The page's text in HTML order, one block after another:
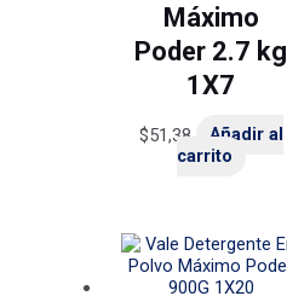
Máximo
Poder 2.7 kg
1X7
$51,38
Añadir al
carrito